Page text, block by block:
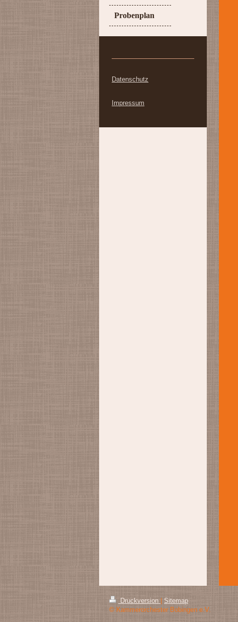
Probenplan
Datenschutz
Impressum
Druckversion
Sitemap
© Kammerorchester Bobingen e.V.